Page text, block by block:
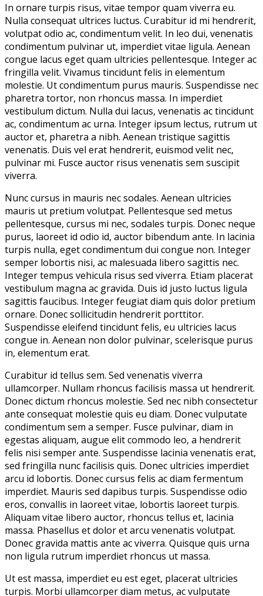
In ornare turpis risus, vitae tempor quam viverra eu.
Nulla consequat ultrices luctus. Curabitur id mi hendrerit,
volutpat odio ac, condimentum velit. In leo dui, venenatis
condimentum pulvinar ut, imperdiet vitae ligula. Aenean
congue lacus eget quam ultricies pellentesque. Integer ac
fringilla velit. Vivamus tincidunt felis in elementum
molestie. Ut condimentum purus mauris. Suspendisse nec
pharetra tortor, non rhoncus massa. In imperdiet
vestibulum dictum. Nulla dui lacus, venenatis ac tincidunt
ac, condimentum ac urna. Integer ipsum lectus, rutrum ut
auctor et, pharetra a nibh. Aenean tristique sagittis
venenatis. Duis vel erat hendrerit, euismod velit nec,
pulvinar mi. Fusce auctor risus venenatis sem suscipit
viverra.
Nunc cursus in mauris nec sodales. Aenean ultricies
mauris ut pretium volutpat. Pellentesque sed metus
pellentesque, cursus mi nec, sodales turpis. Donec neque
purus, laoreet id odio id, auctor bibendum ante. In lacinia
turpis nulla, eget condimentum dui congue non. Integer
semper lobortis nisi, ac malesuada libero sagittis nec.
Integer tempus vehicula risus sed viverra. Etiam placerat
vestibulum magna ac gravida. Duis id justo luctus ligula
sagittis faucibus. Integer feugiat diam quis dolor pretium
ornare. Donec sollicitudin hendrerit porttitor.
Suspendisse eleifend tincidunt felis, eu ultricies lacus
congue in. Aenean non dolor pulvinar, scelerisque purus
in, elementum erat.
Curabitur id tellus sem. Sed venenatis viverra
ullamcorper. Nullam rhoncus facilisis massa ut hendrerit.
Donec dictum rhoncus molestie. Sed nec nibh consectetur
ante consequat molestie quis eu diam. Donec vulputate
condimentum sem a semper. Fusce pulvinar, diam in
egestas aliquam, augue elit commodo leo, a hendrerit
felis nisi semper ante. Suspendisse lacinia venenatis erat,
sed fringilla nunc facilisis quis. Donec ultricies imperdiet
arcu id lobortis. Donec cursus felis ac diam fermentum
imperdiet. Mauris sed dapibus turpis. Suspendisse odio
eros, convallis in laoreet vitae, lobortis laoreet turpis.
Aliquam vitae libero auctor, rhoncus tellus et, lacinia
massa. Phasellus et dolor et arcu venenatis volutpat.
Donec gravida mattis ante ac viverra. Quisque quis urna
non ligula rutrum imperdiet rhoncus ut massa.
Ut est massa, imperdiet eu est eget, placerat ultricies
turpis. Morbi ullamcorper diam metus, ac vulputate